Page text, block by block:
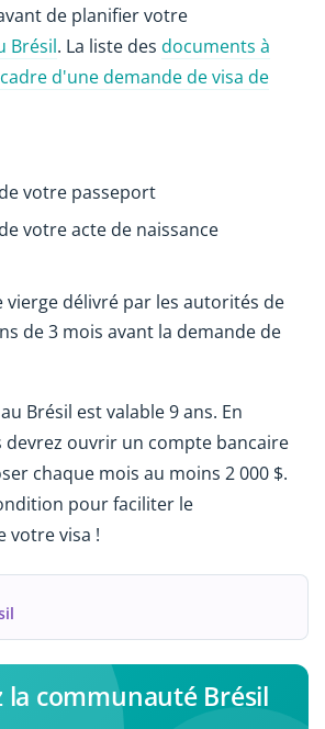
de planifier votre
Brésil. La liste des documents à
d'une demande de visa de
votre passeport
votre acte de naissance
vierge délivré par les autorités de
de 3 mois avant la demande de
Brésil est valable 9 ans. En
ouvrir un compte bancaire
chaque mois au moins 2 000 $.
pour faciliter le
votre visa !
la communauté Brésil